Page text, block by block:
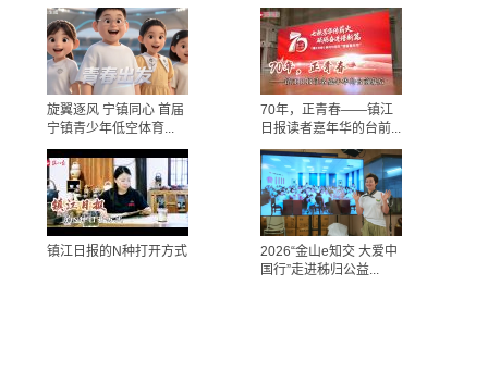
旋翼逐风 宁镇同心 首届
宁镇青少年低空体育...
70年，正青春——镇江
日报读者嘉年华的台前...
镇江日报的N种打开方式
2026“金山e知交 大爱中
国行”走进秭归公益...